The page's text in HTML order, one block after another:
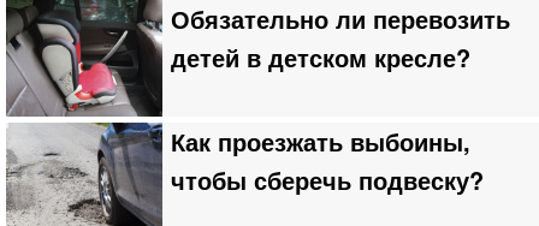
Обязательно ли перевозить
детей в детском кресле?
Как проезжать выбоины,
чтобы сберечь подвеску?